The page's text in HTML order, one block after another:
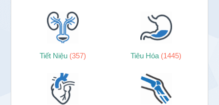
Tiết Niệu (357) Tiêu Hóa (1445)